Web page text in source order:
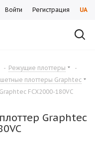
Войти Регистрация UA
- Режущие плоттеры
-
плоттеры Graphtec
FCX2000-180VC
Graphtec